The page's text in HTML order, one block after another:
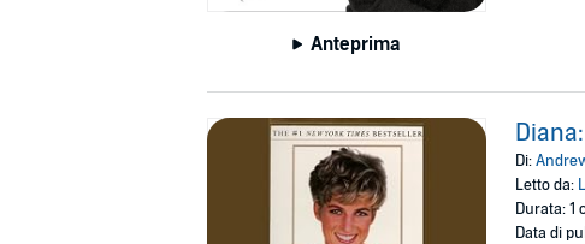
Anteprima
Di:
Letto da:
Durata: 1
Data di